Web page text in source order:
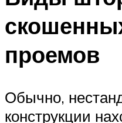
проемов
Обычно,
конструкции